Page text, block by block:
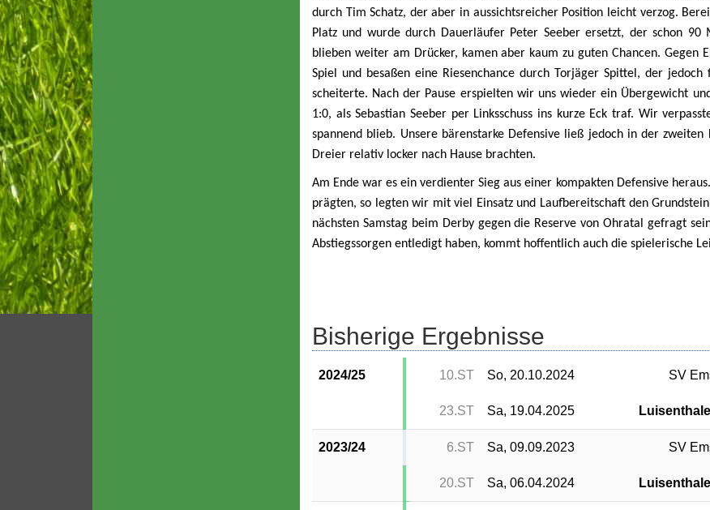
durch Tim Schatz, der aber in aussichtsreicher Position leicht verzog.
Platz und wurde durch Dauerläufer Peter Seeber ersetzt, der schon
blieben weiter am Drücker, kamen aber kaum zu guten Chancen. Gegen
Spiel und besaßen eine Riesenchance durch Torjäger Spittel, der
scheiterte. Nach der Pause erspielten wir uns wieder ein Übergewicht
1:0, als Sebastian Seeber per Linksschuss ins kurze Eck traf. Wir
spannend blieb. Unsere bärenstarke Defensive ließ jedoch in der
Dreier relativ locker nach Hause brachten.
Am Ende war es ein verdienter Sieg aus einer kompakten Defensive
prägten, so legten wir mit viel Einsatz und Laufbereitschaft den
nächsten Samstag beim Derby gegen die Reserve von Ohratal gefragt
Abstiegssorgen entledigt haben, kommt hoffentlich auch die spielerische
Bisherige Ergebnisse
2024/25 10.ST So, 20.10.2024 SV
23.ST Sa, 19.04.2025
2023/24 6.ST Sa, 09.09.2023 SV
20.ST Sa, 06.04.2024